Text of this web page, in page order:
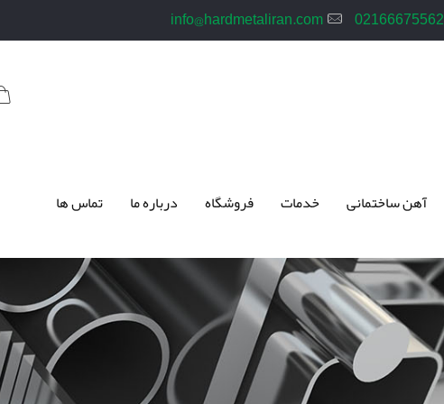
02166675562
info@hardmetaliran.com
آهن ساختمانی خدمات فروشگاه درباره ما تماس ها